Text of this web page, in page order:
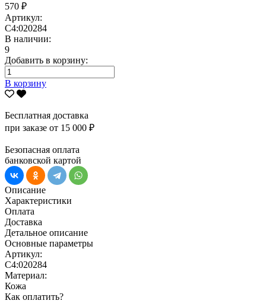
570 ₽
Артикул:
С4:020284
В наличии:
9
Добавить в корзину:
В корзину
Бесплатная доставка
при заказе от 15 000 ₽
Безопасная оплата
банковской картой
Описание
Характеристики
Оплата
Доставка
Детальное описание
Основные параметры
Артикул:
С4:020284
Материал:
Кожа
Как оплатить?